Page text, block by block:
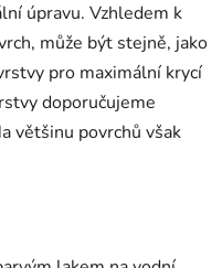
úpravu. Vzhledem k
může být stejně, jako
pro maximální krycí
doporučujeme
většinu povrchů však